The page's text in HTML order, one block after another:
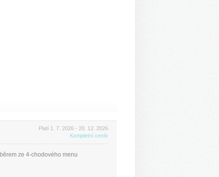
Platí 1. 7. 2026 - 20. 12. 2026
Kompletní ceník
ze 4-chodového menu